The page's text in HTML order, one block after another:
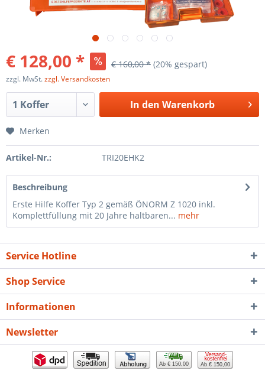
€ 128,00 * € 160,00 * (20% gespart)
zzgl. MwSt.zzgl. Versandkosten
In den Warenkorb
Merken
Artikel-Nr.: TRI20EHK2
Beschreibung
Erste Hilfe Koffer Typ 2 gemäß ÖNORM Z 1020 inkl.
Komplettfüllung mit 20 Jahre haltbaren... mehr
Service Hotline
Shop Service
Informationen
Newsletter
Ab € 150,00 Ab € 150,00